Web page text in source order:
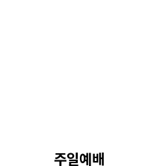
주일예배